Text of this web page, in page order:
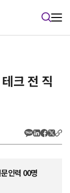
크 전 직
인력 00명